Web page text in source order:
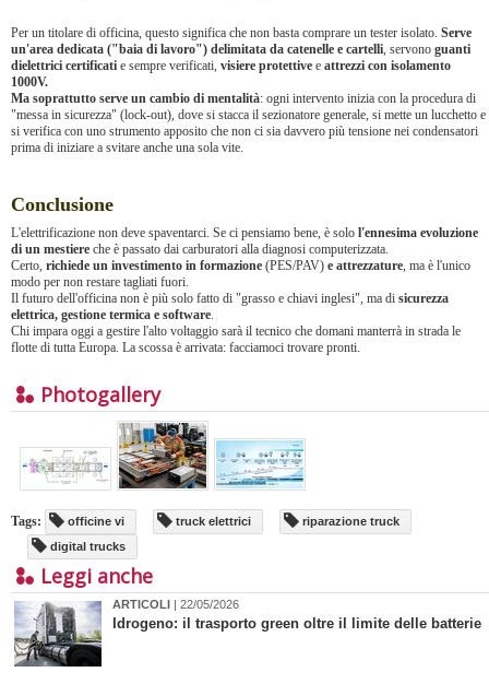
Per un titolare di officina, questo significa che non basta comprare un tester isolato. Serve
un'area dedicata ("baia di lavoro") delimitata da catenelle e cartelli, servono guanti
dielettrici certificati e sempre verificati, visiere protettive e attrezzi con isolamento
1000V.
Ma soprattutto serve un cambio di mentalità: ogni intervento inizia con la procedura di
"messa in sicurezza" (lock-out), dove si stacca il sezionatore generale, si mette un lucchetto e
si verifica con uno strumento apposito che non ci sia davvero più tensione nei condensatori
prima di iniziare a svitare anche una sola vite.
Conclusione
L'elettrificazione non deve spaventarci. Se ci pensiamo bene, è solo l'ennesima evoluzione
di un mestiere che è passato dai carburatori alla diagnosi computerizzata.
Certo, richiede un investimento in formazione (PES/PAV) e attrezzature, ma è l'unico
modo per non restare tagliati fuori.
Il futuro dell'officina non è più solo fatto di "grasso e chiavi inglesi", ma di sicurezza
elettrica, gestione termica e software.
Chi impara oggi a gestire l'alto voltaggio sarà il tecnico che domani manterrà in strada le
flotte di tutta Europa. La scossa è arrivata: facciamoci trovare pronti.
Photogallery
Tags: officine vi truck elettrici
riparazione truck
digital trucks
Leggi anche
ARTICOLI | 22/05/2026
Idrogeno: il trasporto green oltre il limite delle batterie